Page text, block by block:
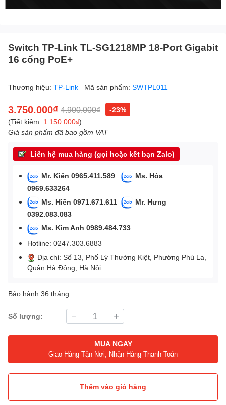
Switch TP-Link TL-SG1218MP 18-Port Gigabit
16 cổng PoE+
Thương hiệu: TP-Link Mã sản phẩm: SWTPL011
3.750.000₫ 4.900.000₫
-23%
(Tiết kiệm: 1.150.000₫)
Giá sản phẩm đã bao gồm VAT
Liên hệ mua hàng (gọi hoặc kết bạn Zalo)
Mr. Kiên 0965.411.589
Ms. Hòa
0969.633264
Ms. Hiền 0971.671.611
Mr. Hưng
0392.083.083
Ms. Kim Anh 0989.484.733
Hotline: 0247.303.6883
Địa chỉ: Số 13, Phố Lý Thường Kiệt, Phường Phú La,
Quận Hà Đông, Hà Nội
Bảo hành 36 tháng
Số lượng:
MUA NGAY
Giao Hàng Tận Nơi, Nhận Hàng Thanh Toán
Thêm vào giỏ hàng